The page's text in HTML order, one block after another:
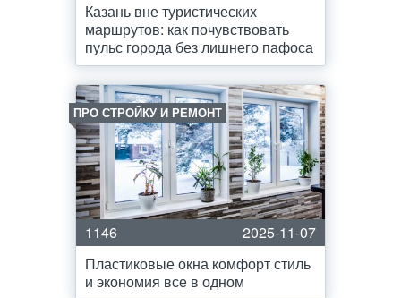
Казань вне туристических
маршрутов: как почувствовать
пульс города без лишнего пафоса
ПРО СТРОЙКУ И РЕМОНТ
1146
2025-11-07
Пластиковые окна комфорт стиль
и экономия все в одном